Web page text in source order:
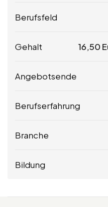
Berufsfeld
Gehalt 16,50
Angebotsende
Berufserfahrung
Branche
Bildung